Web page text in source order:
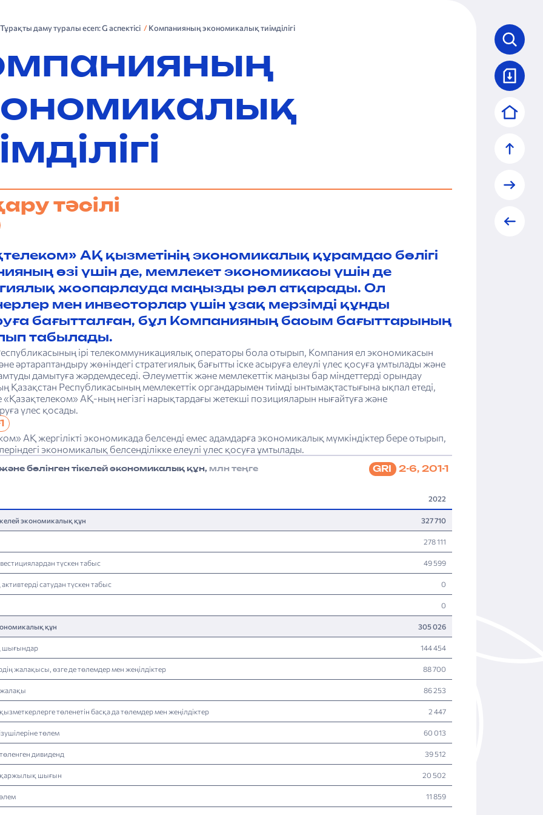
даму туралы есеп: G аспектісі Компанияның экономикалық тиімділігі
тәсілі
АҚ қызметінің экономикалық құрамдас бөлігі
өзі үшін де, мемлекет экономикасы үшін де
жоспарлауда маңызды рөл атқарады. Ол
мен инвесторлар үшін ұзақ мерзімді құнды
бағытталған, бұл Компанияның басым бағыттарының
табылады.
ірі телекоммуникациялық операторы бола отырып, Компания ел экономикасын
әртараптандыру жөніндегі стратегиялық бағытты іске асыруға елеулі үлес қосуға ұмтылады және
дамытуға жәрдемдеседі. Әлеуметтік және мемлекеттік маңызы бар міндеттерді орындау
Қазақстан Республикасының мемлекеттік органдарымен тиімді ынтымақтастығына ықпал етеді,
«Қазақтелеком» АҚ-ның негізгі нарықтардағы жетекші позицияларын нығайтуға және
үлес қосады.
АҚ жергілікті экономикада белсенді емес адамдарға экономикалық мүмкіндіктер бере отырып,
экономикалық белсенділікке елеулі үлес қосуға ұмтылады.
бөлінген тікелей экономикалық құн, млн теңге GRI 2-6, 201-1
2022
экономикалық құн 327 710
278 111
түскен табыс 49 599
сатудан түскен табыс 0
0
құн 305 026
шығындар 144 454
жалақысы, өзге де төлемдер мен жеңілдіктер 88 700
86 253
төленетін басқа да төлемдер мен жеңілдіктер 2 447
төлем 60 013
дивиденд 39 512
қаржылық шығын 20 502
11 859